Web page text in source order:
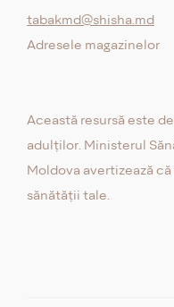
tabakmd@shisha.md
Adresele magazinelor
Această resursă este
adulților. Ministerul
Moldova avertizează
sănătății tale.